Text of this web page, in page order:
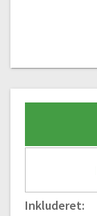
Inkluderet: